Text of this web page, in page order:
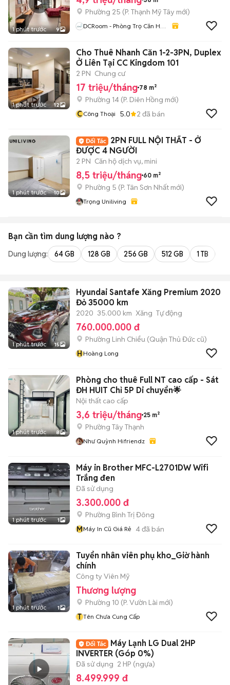
1 phút trước 9
Phường 25 (P. Thạnh Mỹ Tây mới)
DCRoom - Phòng Trọ Căn Hộ
1 phút trước 12
Cho Thuê Nhanh Căn 1-2-3PN, Duplex
Ở Liên Tại CC Kingdom 101
2 PN Chung cư
17 triệu/tháng 78 m²
Phường 14 (P. Diên Hồng mới)
CCông Thoại 5.0 2 đã bán
1 phút trước 10
2PN FULL NỘI THẤT - Ở
ĐƯỢC 4 NGƯỜI
2 PN Căn hộ dịch vụ, mini
8,5 triệu/tháng 60 m²
Phường 5 (P. Tân Sơn Nhất mới)
Trọng Uniliving
Bạn cần tìm dung lượng nào ?
Dung lượng: 64 GB 128 GB 256 GB 512 GB 1 TB
1 phút trước 15
Hyundai Santafe Xăng Premium 2020
Đỏ 35000 km
2020 35.000 km Xăng Tự động
760.000.000 đ
Phường Linh Chiểu (Quận Thủ Đức cũ)
HHoàng Long
1 phút trước 8
Phòng cho thuê Full NT cao cấp - Sát
ĐH HUIT Chỉ 5P Di chuyển🌟
Nội thất cao cấp
3,6 triệu/tháng 25 m²
Phường Tây Thạnh
Như Quỳnh Hifriendz
1 phút trước 1
Máy in Brother MFC-L2701DW Wifi
Trắng đen
Đã sử dụng
3.300.000 đ
Phường Bình Trị Đông
MMáy In Cũ Giá Rẻ 4đã bán
1 phút trước 1
Tuyển nhân viên phụ kho_Giờ hành
chính
Công ty Viên Mỹ
Thương lượng
Phường 10 (P. Vườn Lài mới)
T Tên Chưa Cung Cấp
Máy Lạnh LG Dual 2HP
INVERTER (Góp 0%)
Đã sử dụng 2 HP (ngựa)
8.499.999 đ